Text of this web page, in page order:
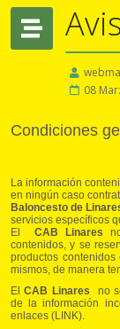
08
Condiciones
La información
en ningún caso
Baloncesto de
servicios específicos
ElCAB Linares
contenidos, y se
productos
mismos, de manera
ElCAB Linares
no
de la información
enlaces (LINK).